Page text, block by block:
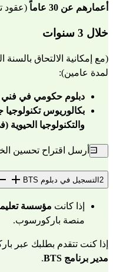
أعمارهم عن 30 عاماً (عقود
خلال 3 سنوات
لمدة عامين):
دبلوم حكومي في
والتكنولوجيا
أرسل اقتراح تحسين
2التسجيل في دبلوم BTS
إذا كانت مؤسسة
منصة باركورسوب.
إذا كنت تتقدم بطلبك عبر
مدير برنامج BTS
.